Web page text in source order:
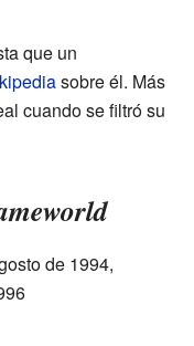
que un
sobre él. Más
cuando se filtró su
de 1994,